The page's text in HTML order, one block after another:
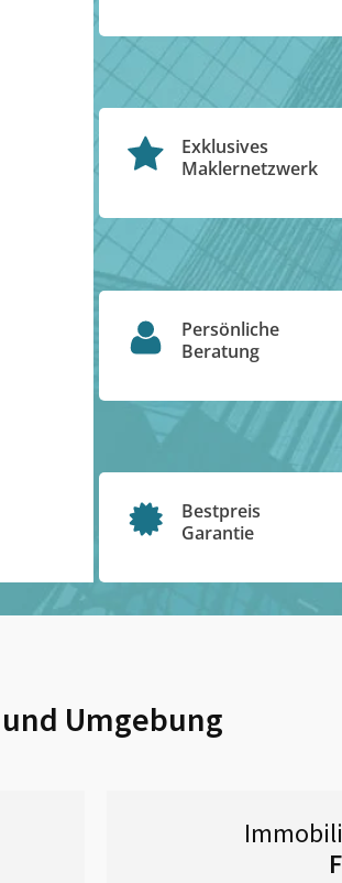
Exklusives
Maklernetzwerk
Persönliche
Beratung
Bestpreis
Garantie
und Umgebung